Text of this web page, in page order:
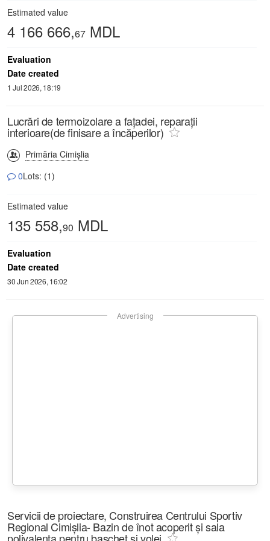
Estimated value
4 166 666,67 MDL
Evaluation
Date created
1 Jul 2026, 18:19
Lucrări de termoizolare a fațadei, reparații
interioare(de finisare a încăperilor)
Primăria Cimișlia
0Lots: (1)
Estimated value
135 558,90 MDL
Evaluation
Date created
30 Jun 2026, 16:02
Advertising
Servicii de proiectare, Construirea Centrului Sportiv
Regional Cimișlia- Bazin de înot acoperit și sala